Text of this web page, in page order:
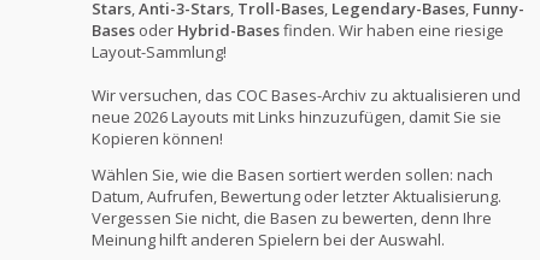
Stars,Anti-3-Stars, Troll-Bases, Legendary-Bases, Funny-
Bases oder Hybrid-Basesfinden. Wir haben eine riesige
Layout-Sammlung!
Wir versuchen, das COC Bases-Archiv zu aktualisieren und
neue 2026 Layouts mit Links hinzuzufügen, damit Sie sie
Kopieren können!
Wählen Sie, wie die Basen sortiert werden sollen: nach
Datum, Aufrufen, Bewertung oder letzter Aktualisierung.
Vergessen Sie nicht, die Basen zu bewerten, denn Ihre
Meinung hilft anderen Spielern bei der Auswahl.